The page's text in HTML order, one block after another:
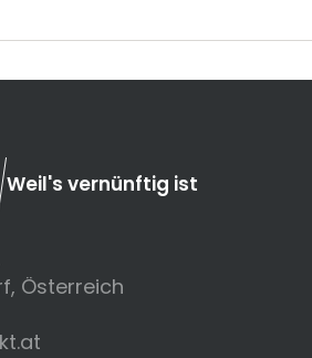
Weil's vernünftig ist
Österreich